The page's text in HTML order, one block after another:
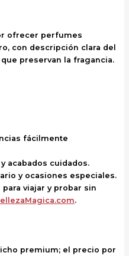
ofrecer perfumes
con descripción clara del
preservan la fragancia.
fácilmente
acabados cuidados.
y ocasiones especiales.
viajar y probar sin
.
premium; el precio por